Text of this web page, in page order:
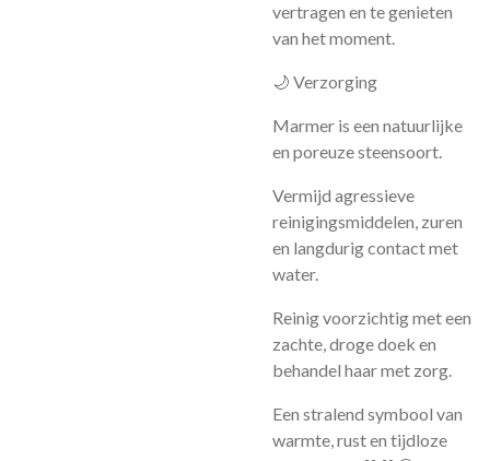
vertragen en te genieten
van het moment.
🌙 Verzorging
Marmer is een natuurlijke
en poreuze steensoort.
Vermijd agressieve
reinigingsmiddelen, zuren
en langdurig contact met
water.
Reinig voorzichtig met een
zachte, droge doek en
behandel haar met zorg.
Een stralend symbool van
warmte, rust en tijdloze